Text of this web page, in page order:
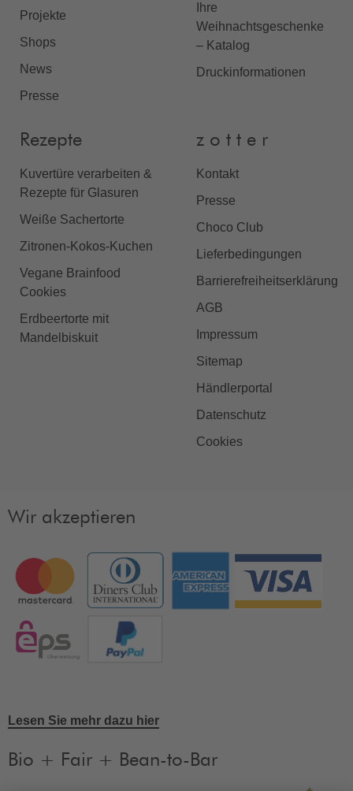
Projekte
Shops
News
Presse
Ihre
Weihnachtsgeschenke
– Katalog
Druckinformationen
Rezepte
Kuvertüre verarbeiten &
Rezepte für Glasuren
Weiße Sachertorte
Zitronen-Kokos-Kuchen
Vegane Brainfood
Cookies
Erdbeertorte mit
Mandelbiskuit
z o t t e r
Kontakt
Presse
Choco Club
Lieferbedingungen
Barrierefreiheitserklärung
AGB
Impressum
Sitemap
Händlerportal
Datenschutz
Cookies
Wir akzeptieren
Lesen Sie mehr dazu hier
Bio + Fair + Bean-to-Bar